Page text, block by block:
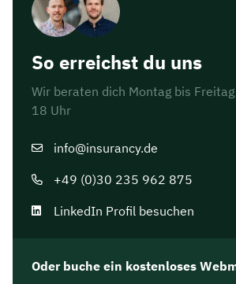
So erreichst du uns
Wir beraten dich Montag bis
18 Uhr
info@insurancy.de
+49 (0)30 235 962 875
LinkedIn Profil besuchen
Oder buche ein kostenloses